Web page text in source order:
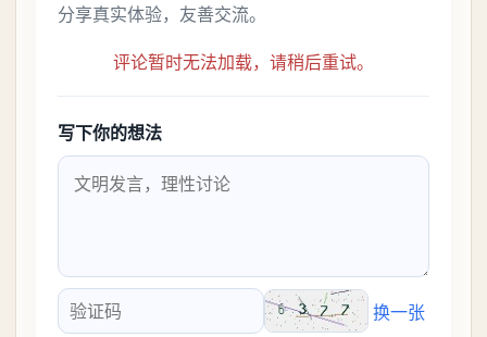
分享真实体验，友善交流。
评论暂时无法加载，请稍后重试。
写下你的想法
验证码
换一张